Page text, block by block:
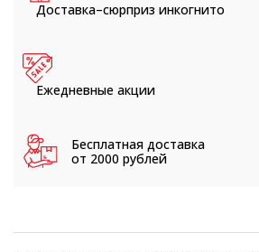
Доставка–сюрприз инкогнито
Ежедневные акции
Бесплатная доставка
от 2000 рублей